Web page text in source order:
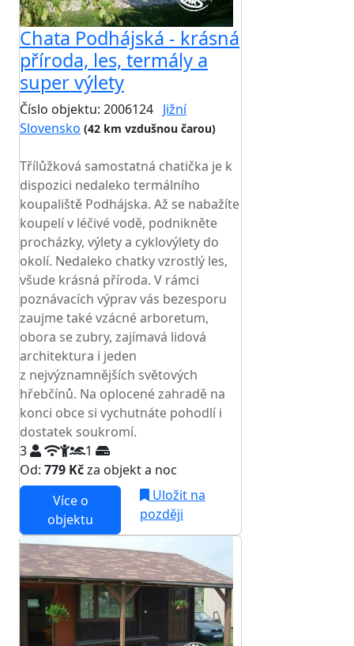
Chata Podhájská - krásná
příroda, les, termály a
super výlety
Číslo objektu: 2006124 Jižní
Slovensko (42 km vzdušnou čarou)
Třílůžková samostatná chatička je k
dispozici nedaleko termálního
koupaliště Podhájska. Až se nabažíte
koupelí v léčivé vodě, podnikněte
procházky, výlety a cyklovýlety do
okolí. Nedaleko chatky vzrostlý les,
všude krásná příroda. V rámci
poznávacích výprav vás bezesporu
zaujme také vzácné arboretum,
obora se zubry, zajímavá lidová
architektura i jeden
z nejvýznamnějších světových
hřebčínů. Na oplocené zahradě na
konci obce si vychutnáte pohodlí i
dostatek soukromí.
3
1
Od: 779 Kčza objekt a noc
Více o
objektu
Uložit na
později